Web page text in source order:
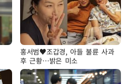
홍서범♥조갑경, 아들 불륜 사과
후 근황…밝은 미소